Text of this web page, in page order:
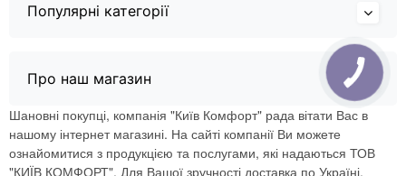
Популярні категорії
Про наш магазин
Шановні покупці, компанія "Київ Комфорт" рада вітати Вас в
нашому інтернет магазині. На сайті компанії Ви можете
ознайомитися з продукцією та послугами, які надаються ТОВ
"КИЇВ КОМФОРТ". Для Вашої зручності доставка по Україні.